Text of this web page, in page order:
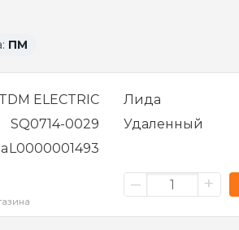
ПМ
ELECTRIC
SQ0714-0029
L0000001493
Лида
Удаленный
– +